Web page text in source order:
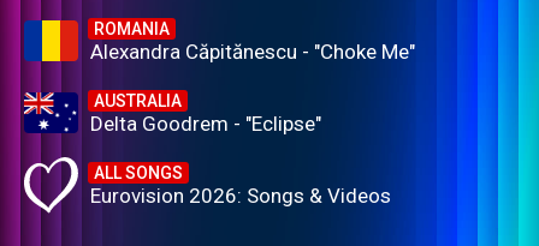
ROMANIA
Alexandra Căpitănescu - "Choke Me"
AUSTRALIA
Delta Goodrem - "Eclipse"
ALL SONGS
Eurovision 2026: Songs & Videos